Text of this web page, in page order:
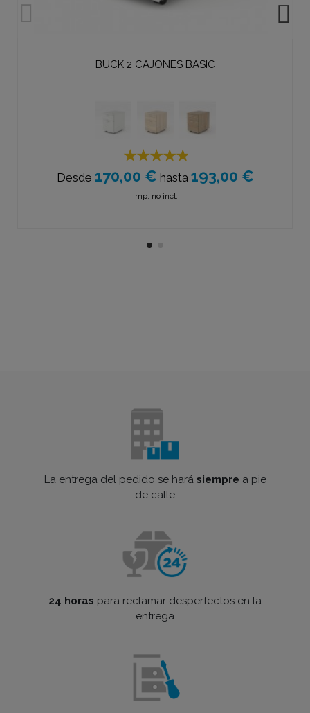
BUCK 2 CAJONES BASIC
Desde 170,00 € hasta 193,00 €
Imp. no incl.
La entrega del pedido se hará siempre a pie
de calle
24 horas para reclamar desperfectos en la
entrega